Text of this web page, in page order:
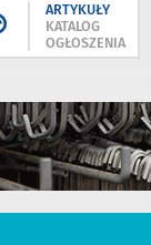
ARTYKUŁY
KATALOG
OGŁOSZENIA